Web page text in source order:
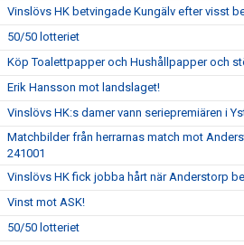
Vinslövs HK betvingade Kungälv efter visst
50/50 lotteriet
Köp Toalettpapper och Hushållpapper och
Erik Hansson mot landslaget!
Vinslövs HK:s damer vann seriepremiären i
Matchbilder från herrarnas match mot
241001
Vinslövs HK fick jobba hårt när Anderstorp
Vinst mot ASK!
50/50 lotteriet